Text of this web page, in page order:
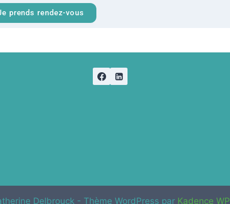
prends rendez-vous
Delbrouck - Thème WordPress par Kadence WP